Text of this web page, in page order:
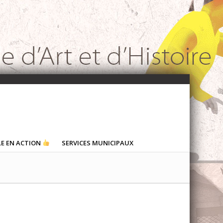
EN ACTION SERVICES MUNICIPAUX